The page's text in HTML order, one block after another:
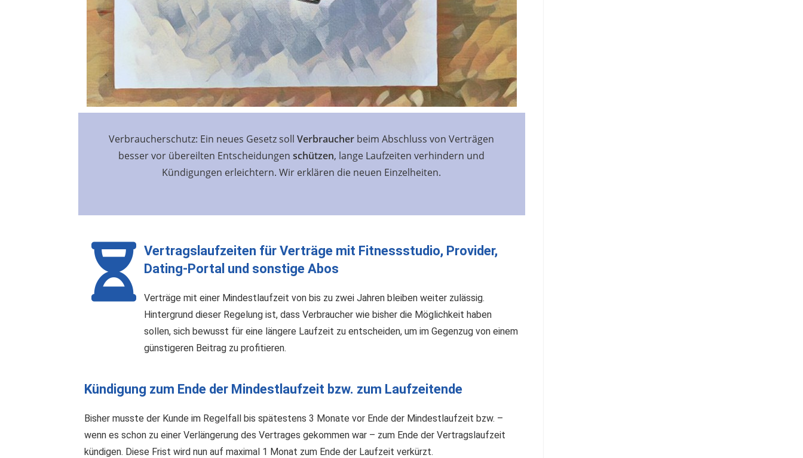
Verbraucherschutz: Ein neues Gesetz sollVerbraucher beim Abschluss von Verträgen
besser vor übereilten Entscheidungenschützen, lange Laufzeiten verhindern und
Kündigungen erleichtern. Wir erklären die neuen Einzelheiten.
Vertragslaufzeiten für Verträge mit Fitnessstudio, Provider,
Dating-Portal und sonstige Abos
Verträge mit einer Mindestlaufzeit von bis zu zwei Jahren bleiben weiter zulässig.
Hintergrund dieser Regelung ist, dass Verbraucher wie bisher die Möglichkeit haben
sollen, sich bewusst für eine längere Laufzeit zu entscheiden, um im Gegenzug von einem
günstigeren Beitrag zu profitieren.
Kündigung zum Ende der Mindestlaufzeit bzw. zum Laufzeitende
Bisher musste der Kunde im Regelfall bis spätestens 3 Monate vor Ende der Mindestlaufzeit bzw. –
wenn es schon zu einer Verlängerung des Vertrages gekommen war – zum Ende der Vertragslaufzeit
kündigen. Diese Frist wird nun auf maximal 1 Monat zum Ende der Laufzeit verkürzt.